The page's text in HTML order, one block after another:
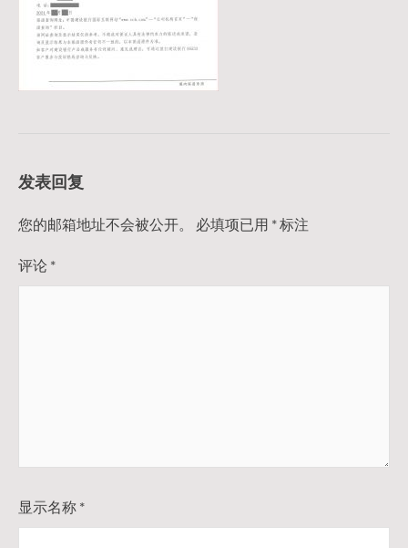
发表回复
您的邮箱地址不会被公开。 必填项已用 *标注
评论 *
显示名称 *